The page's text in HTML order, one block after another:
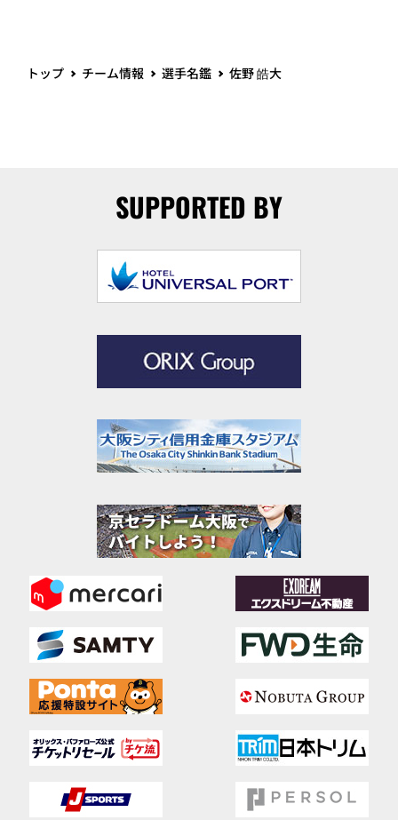
トップ チーム情報 選手名鑑 佐野 皓大
SUPPORTED BY